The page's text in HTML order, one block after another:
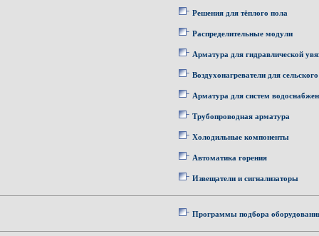
Решения для тёплого пола
Распределительные модули
Арматура для гидравлической
Воздухонагреватели для
Арматура для систем
Трубопроводная арматура
Холодильные компоненты
Автоматика горения
Извещатели и сигнализаторы
Программы подбора